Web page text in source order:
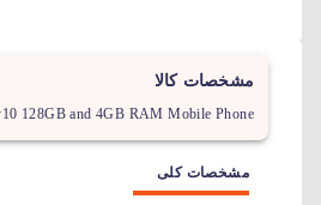
مشخصات کالا
128GB and 4GB RAM Mobile Phone
مشخصات کلی